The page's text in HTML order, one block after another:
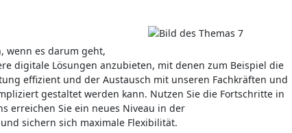
wenn es darum geht,
digitale Lösungen anzubieten, mit denen zum Beispiel die
effizient und der Austausch mit unseren Fachkräften und
gestaltet werden kann. Nutzen Sie die Fortschritte in
erreichen Sie ein neues Niveau in der
sichern sich maximale Flexibilität.